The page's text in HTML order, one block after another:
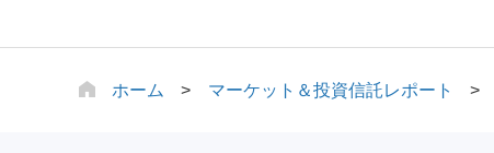
ホーム マーケット＆投資信託レポート